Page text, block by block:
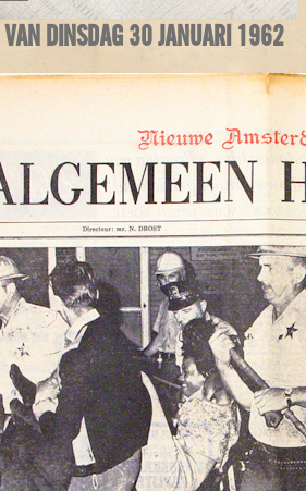
VAN DINSDAG 30 JANUARI 1962